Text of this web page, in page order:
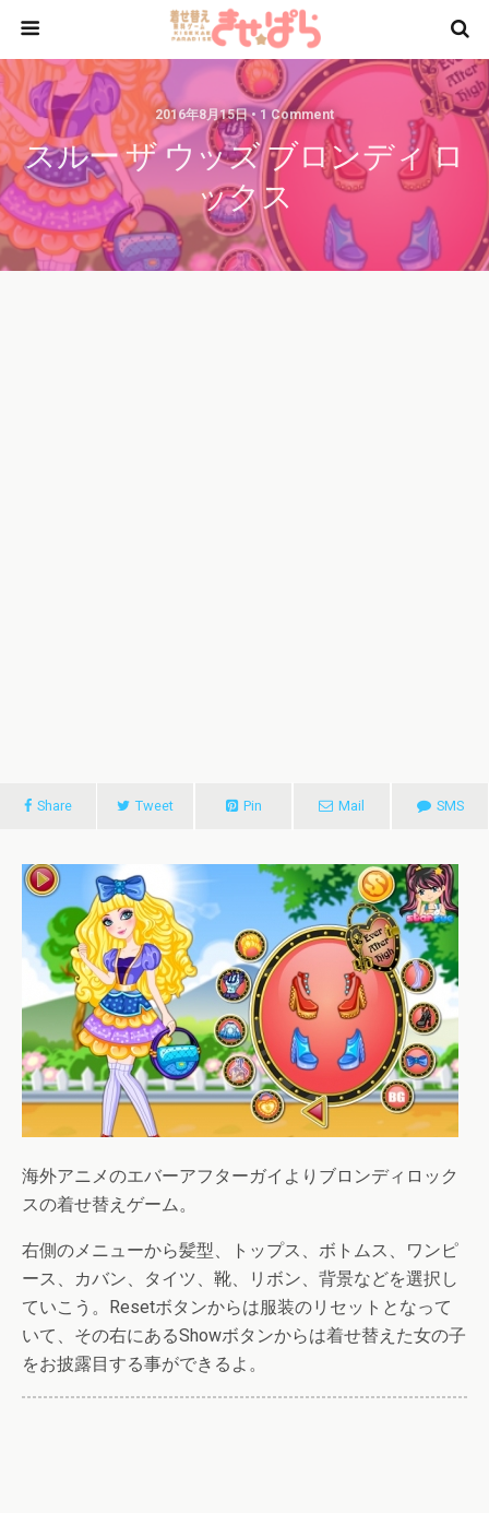
2016年8月15日 • 1 Comment
スルー ザ ウッズ ブロンディ ロ
ックス
Share Tweet Pin Mail SMS
海外アニメのエバーアフターガイよりブロンディロック
スの着せ替えゲーム。
右側のメニューから髪型、トップス、ボトムス、ワンピ
ース、カバン、タイツ、靴、リボン、背景などを選択し
ていこう。Resetボタンからは服装のリセットとなって
いて、その右にあるShowボタンからは着せ替えた女の子
をお披露目する事ができるよ。